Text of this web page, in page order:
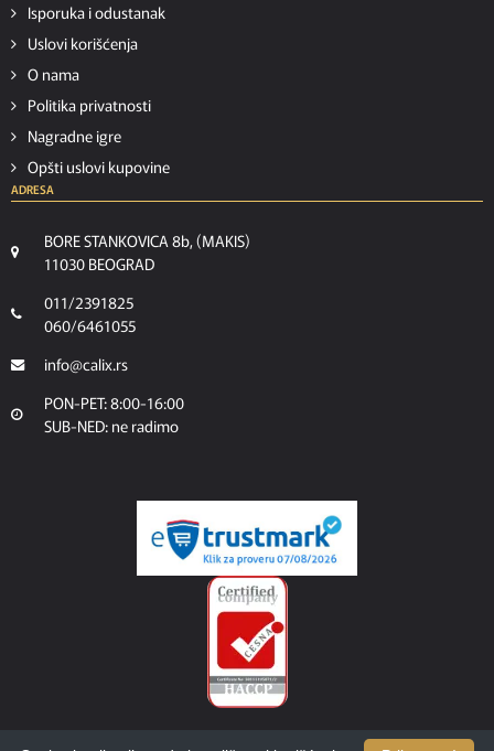
Isporuka i odustanak
Uslovi korišćenja
O nama
Politika privatnosti
Nagradne igre
Opšti uslovi kupovine
ADRESA
BORE STANKOVICA 8b, (MAKIS)
11030 BEOGRAD
011/2391825
060/6461055
info@calix.rs
PON-PET: 8:00-16:00
SUB-NED: ne radimo